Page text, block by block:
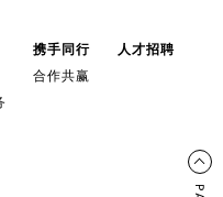
携手同行
合作共赢
人才招聘